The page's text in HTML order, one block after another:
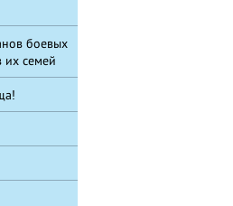
боевых
их семей